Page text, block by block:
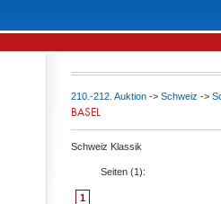
210.-212. Auktion -> Schweiz ->
BASEL
Schweiz Klassik
Seiten (1):
1